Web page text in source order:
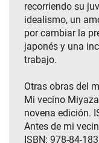
recorriendo su
idealismo, un
por cambiar la
japonés y una
trabajo.
Otras obras del
Mi vecino
novena edición.
Antes de mi
ISBN: 978-84-